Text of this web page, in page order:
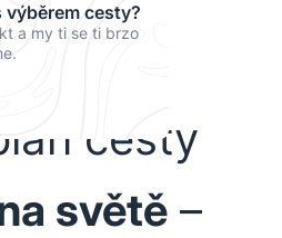
cesty?
a my ti se ti brzo
cesty
světě –